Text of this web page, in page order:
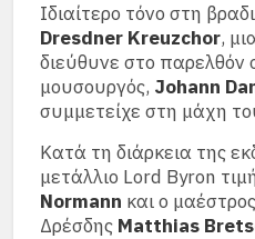
Ιδιαίτερο τόνο στη
Dresdner Kreuzchor,
διεύθυνε στο παρελθόν
μουσουργός, Johann
συμμετείχε στη μάχη
Κατά τη διάρκεια της
μετάλλιο Lord Byron
Normann και ο
Δρέσδης Matthias